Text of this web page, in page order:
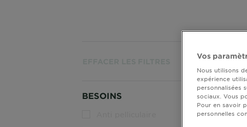
BESOINS
Vos
Nous utilisons
expérience
personnalisées
sociaux. Vous
Pour en savoir
personnelles